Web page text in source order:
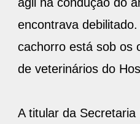
encontrava
cachorro está sob os
de veterinários do
A titular da Secretaria